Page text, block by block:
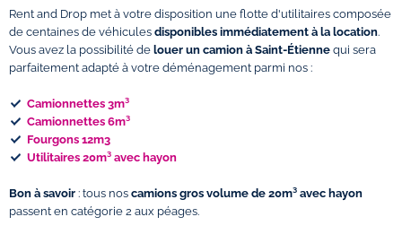
Rent and Drop met à votre disposition une flotte d'utilitaires composée
de centaines de véhicules disponibles immédiatement à la location.
Vous avez la possibilité de louer un camion à Saint-Étienne qui sera
parfaitement adapté à votre déménagement parmi nos :
Camionnettes 3m³
Camionnettes 6m³
Fourgons 12m3
Utilitaires 20m³ avec hayon
Bon à savoir : tous nos camions gros volume de 20m³ avec hayon
passent en catégorie 2 aux péages.